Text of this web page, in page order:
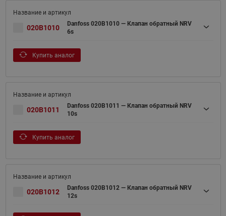
020B1010
Danfoss 020B1010 — Клапан обратный NRV
6s
Купить аналог
020B1011
Danfoss 020B1011 — Клапан обратный NRV
10s
Купить аналог
020B1012
Danfoss 020B1012 — Клапан обратный NRV
12s